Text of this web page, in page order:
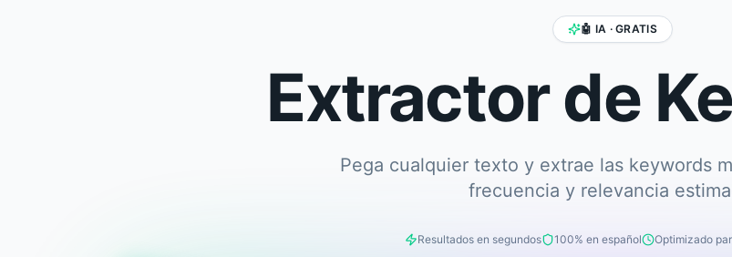
🤖 IA · GRATIS
Extractor de
Pega cualquier texto y extrae las keywords
frecuencia y relevancia
Resultados en segundos 100% en español Optimizado